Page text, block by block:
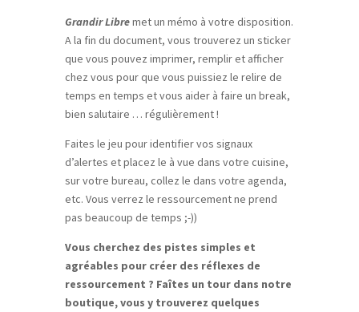
Grandir Libremet un mémo à votre disposition.
A la fin du document, vous trouverez un sticker
que vous pouvez imprimer, remplir et afficher
chez vous pour que vous puissiez le relire de
temps en temps et vous aider à faire un break,
bien salutaire … régulièrement !
Faites le jeu pour identifier vos signaux
d’alertes et placez le à vue dans votre cuisine,
sur votre bureau, collez le dans votre agenda,
etc. Vous verrez le ressourcement ne prend
pas beaucoup de temps ;-))
Vous cherchez des pistes simples et
agréables pour créer des réflexes de
ressourcement ? Faîtes un tour dans notre
boutique, vous y trouverez quelques